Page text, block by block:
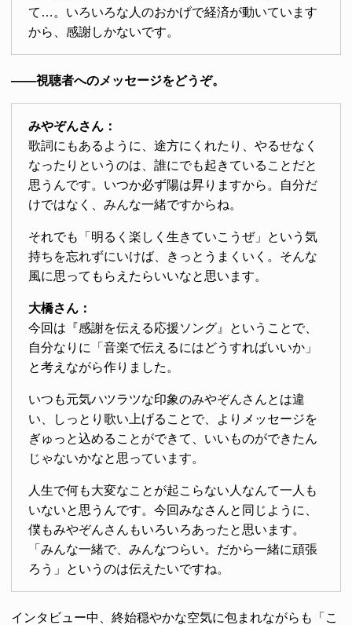
て…。いろいろな人のおかげで経済が動いています
から、感謝しかないです。
――視聴者へのメッセージをどうぞ。
みやぞんさん：
歌詞にもあるように、途方にくれたり、やるせなく
なったりというのは、誰にでも起きていることだと
思うんです。いつか必ず陽は昇りますから。自分だ
けではなく、みんな一緒ですからね。
それでも「明るく楽しく生きていこうぜ」という気
持ちを忘れずにいけば、きっとうまくいく。そんな
風に思ってもらえたらいいなと思います。
大橋さん：
今回は『感謝を伝える応援ソング』ということで、
自分なりに「音楽で伝えるにはどうすればいいか」
と考えながら作りました。
いつも元気ハツラツな印象のみやぞんさんとは違
い、しっとり歌い上げることで、よりメッセージを
ぎゅっと込めることができて、いいものができたん
じゃないかなと思っています。
人生で何も大変なことが起こらない人なんて一人も
いないと思うんです。今回みなさんと同じように、
僕もみやぞんさんもいろいろあったと思います。
「みんな一緒で、みんなつらい。だから一緒に頑張
ろう」というのは伝えたいですね。
インタビュー中、終始穏やかな空気に包まれながらも「こ